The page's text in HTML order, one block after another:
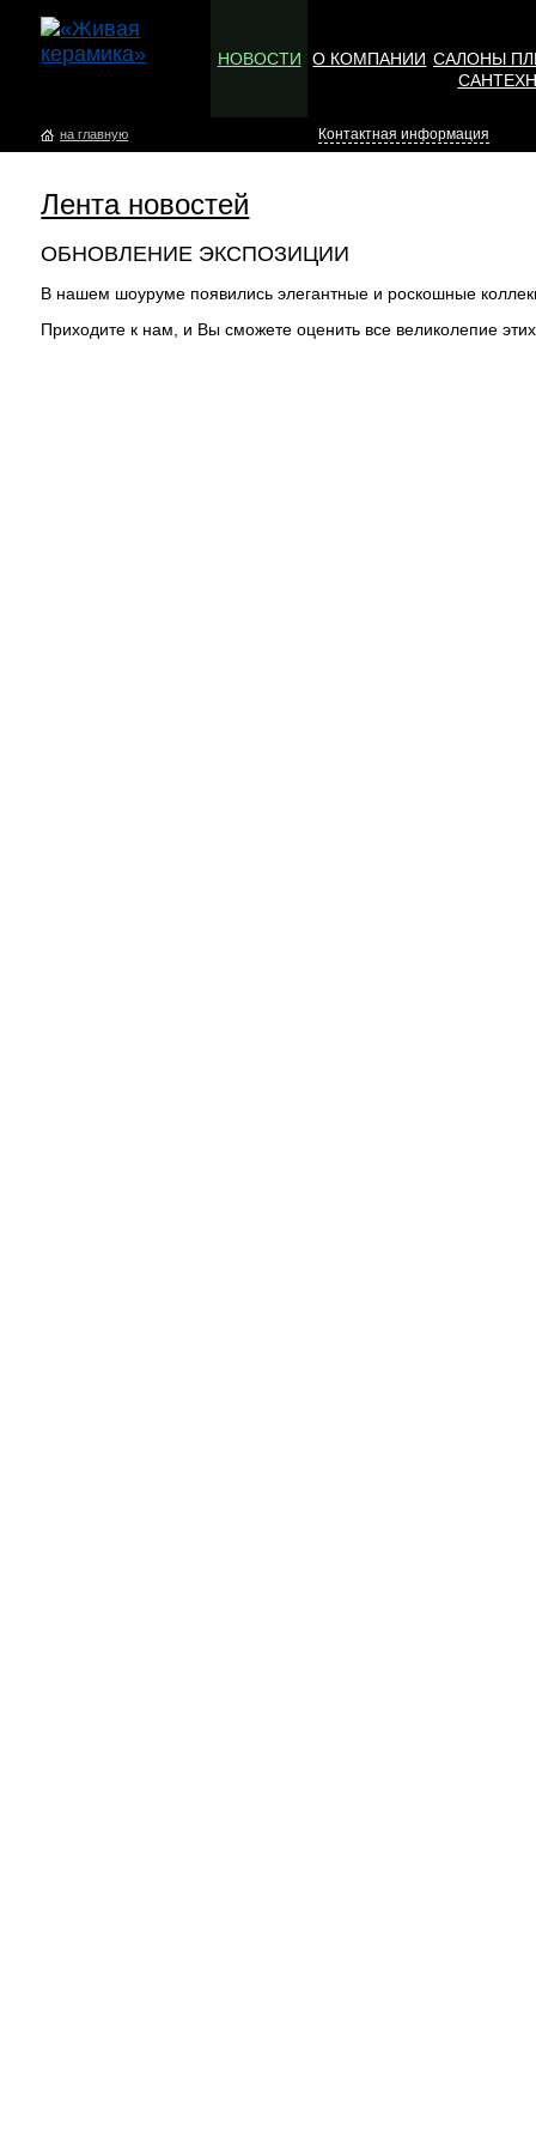
НОВОСТИ О КОМПАНИИ САЛОНЫ
на главную Контактная информация
Лента новостей
ОБНОВЛЕНИЕ ЭКСПОЗИЦИИ
В нашем шоуруме появились элегантные и роскошные
Приходите к нам, и Вы сможете оценить все великолепие